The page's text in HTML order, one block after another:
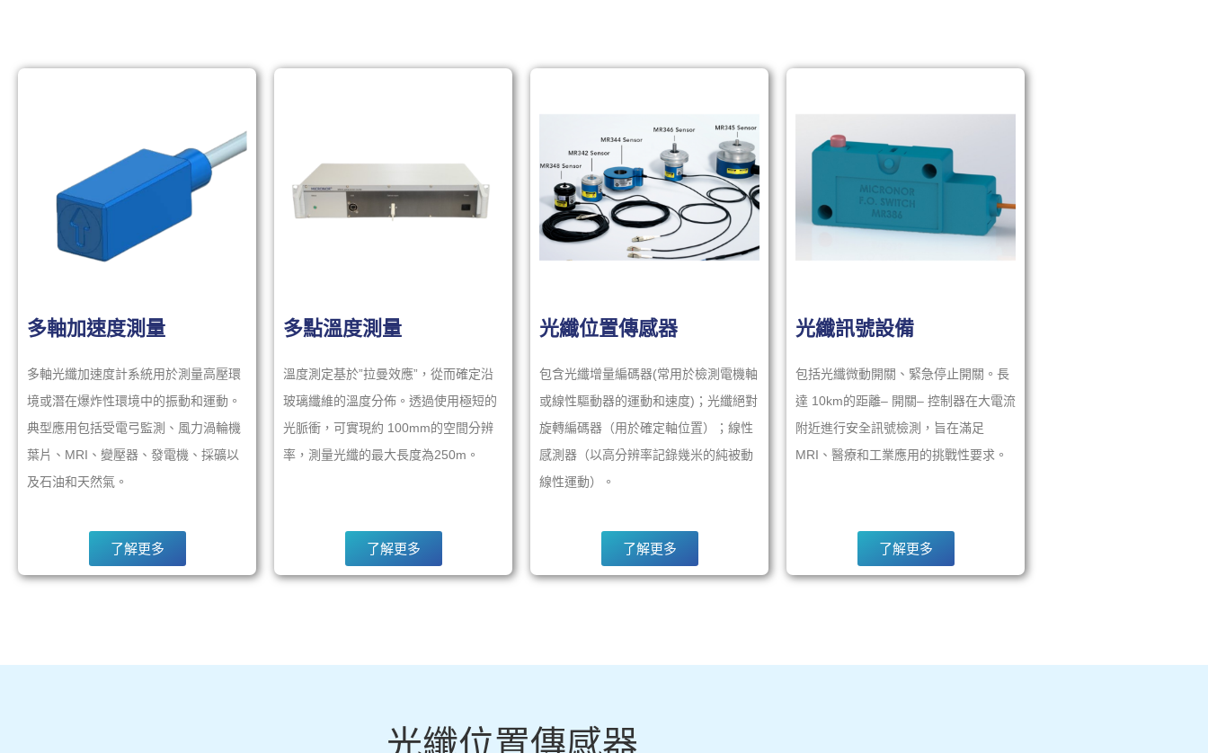
多軸加速度測量
多軸光纖加速度計系統用於測量高壓環
境或潛在爆炸性環境中的振動和運動。
典型應用包括受電弓監測、風力渦輪機
葉片、MRI、變壓器、發電機、採礦以
及石油和天然氣。
了解更多
多點溫度測量
溫度測定基於”拉曼效應”，從而確定沿
玻璃纖維的溫度分佈。透過使用極短的
光脈衝，可實現約 100mm的空間分辨
率，測量光纖的最大長度為250m。
了解更多
光纖位置傳感器
包含光纖增量編碼器(常用於檢測電機軸
或線性驅動器的運動和速度)；光纖絕對
旋轉編碼器（用於確定軸位置）；線性
感測器（以高分辨率記錄幾米的純被動
線性運動）。
了解更多
光纖訊號設備
包括光纖微動開關、緊急停止開關。長
達 10km的距離– 開關– 控制器在大電流
附近進行安全訊號檢測，旨在滿足
MRI、醫療和工業應用的挑戰性要求。
了解更多
光纖位置傳感器